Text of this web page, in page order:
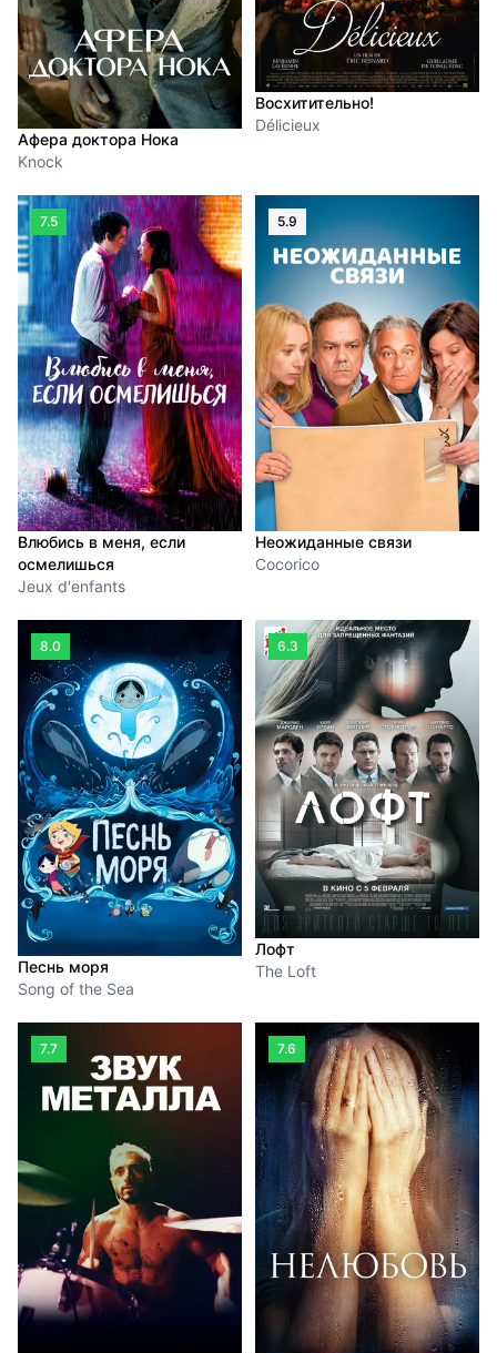
Афера доктора Нока
Knock
Восхитительно!
Délicieux
7.5
Влюбись в меня, если
осмелишься
Jeux d'enfants
5.9
Неожиданные связи
Cocorico
8.0
Песнь моря
Song of the Sea
6.3
Лофт
The Loft
7.7 7.6